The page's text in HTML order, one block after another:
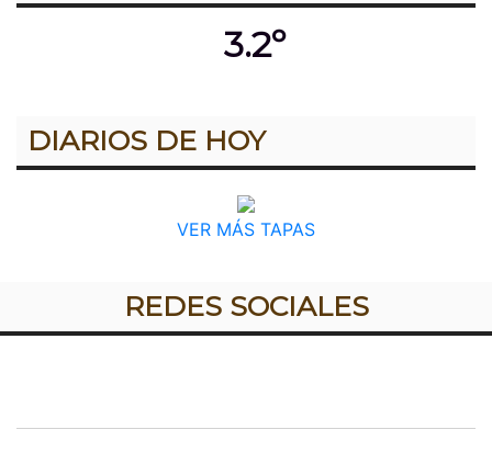
3.2º
DIARIOS DE HOY
VER MÁS TAPAS
REDES SOCIALES